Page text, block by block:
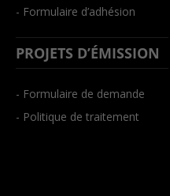
- Formulaire d’adhésion
PROJETS D’ÉMISSION
- Formulaire de demande
- Politique de traitement